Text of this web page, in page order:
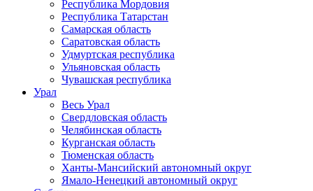
Республика Мордовия
Республика Татарстан
Самарская область
Саратовская область
Удмуртская республика
Ульяновская область
Чувашская республика
Урал
Весь Урал
Свердловская область
Челябинская область
Курганская область
Тюменская область
Ханты-Мансийский автономный округ
Ямало-Ненецкий автономный округ